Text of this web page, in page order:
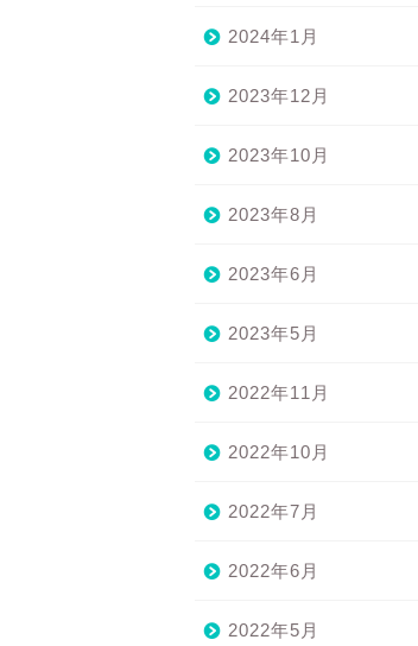
2024年1月
2023年12月
2023年10月
2023年8月
2023年6月
2023年5月
2022年11月
2022年10月
2022年7月
2022年6月
2022年5月